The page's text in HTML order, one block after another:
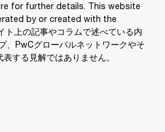
for further details. This website
by or created with the
上の記事やコラムで述べている内
、PwCグローバルネットワークやそ
する見解ではありません。